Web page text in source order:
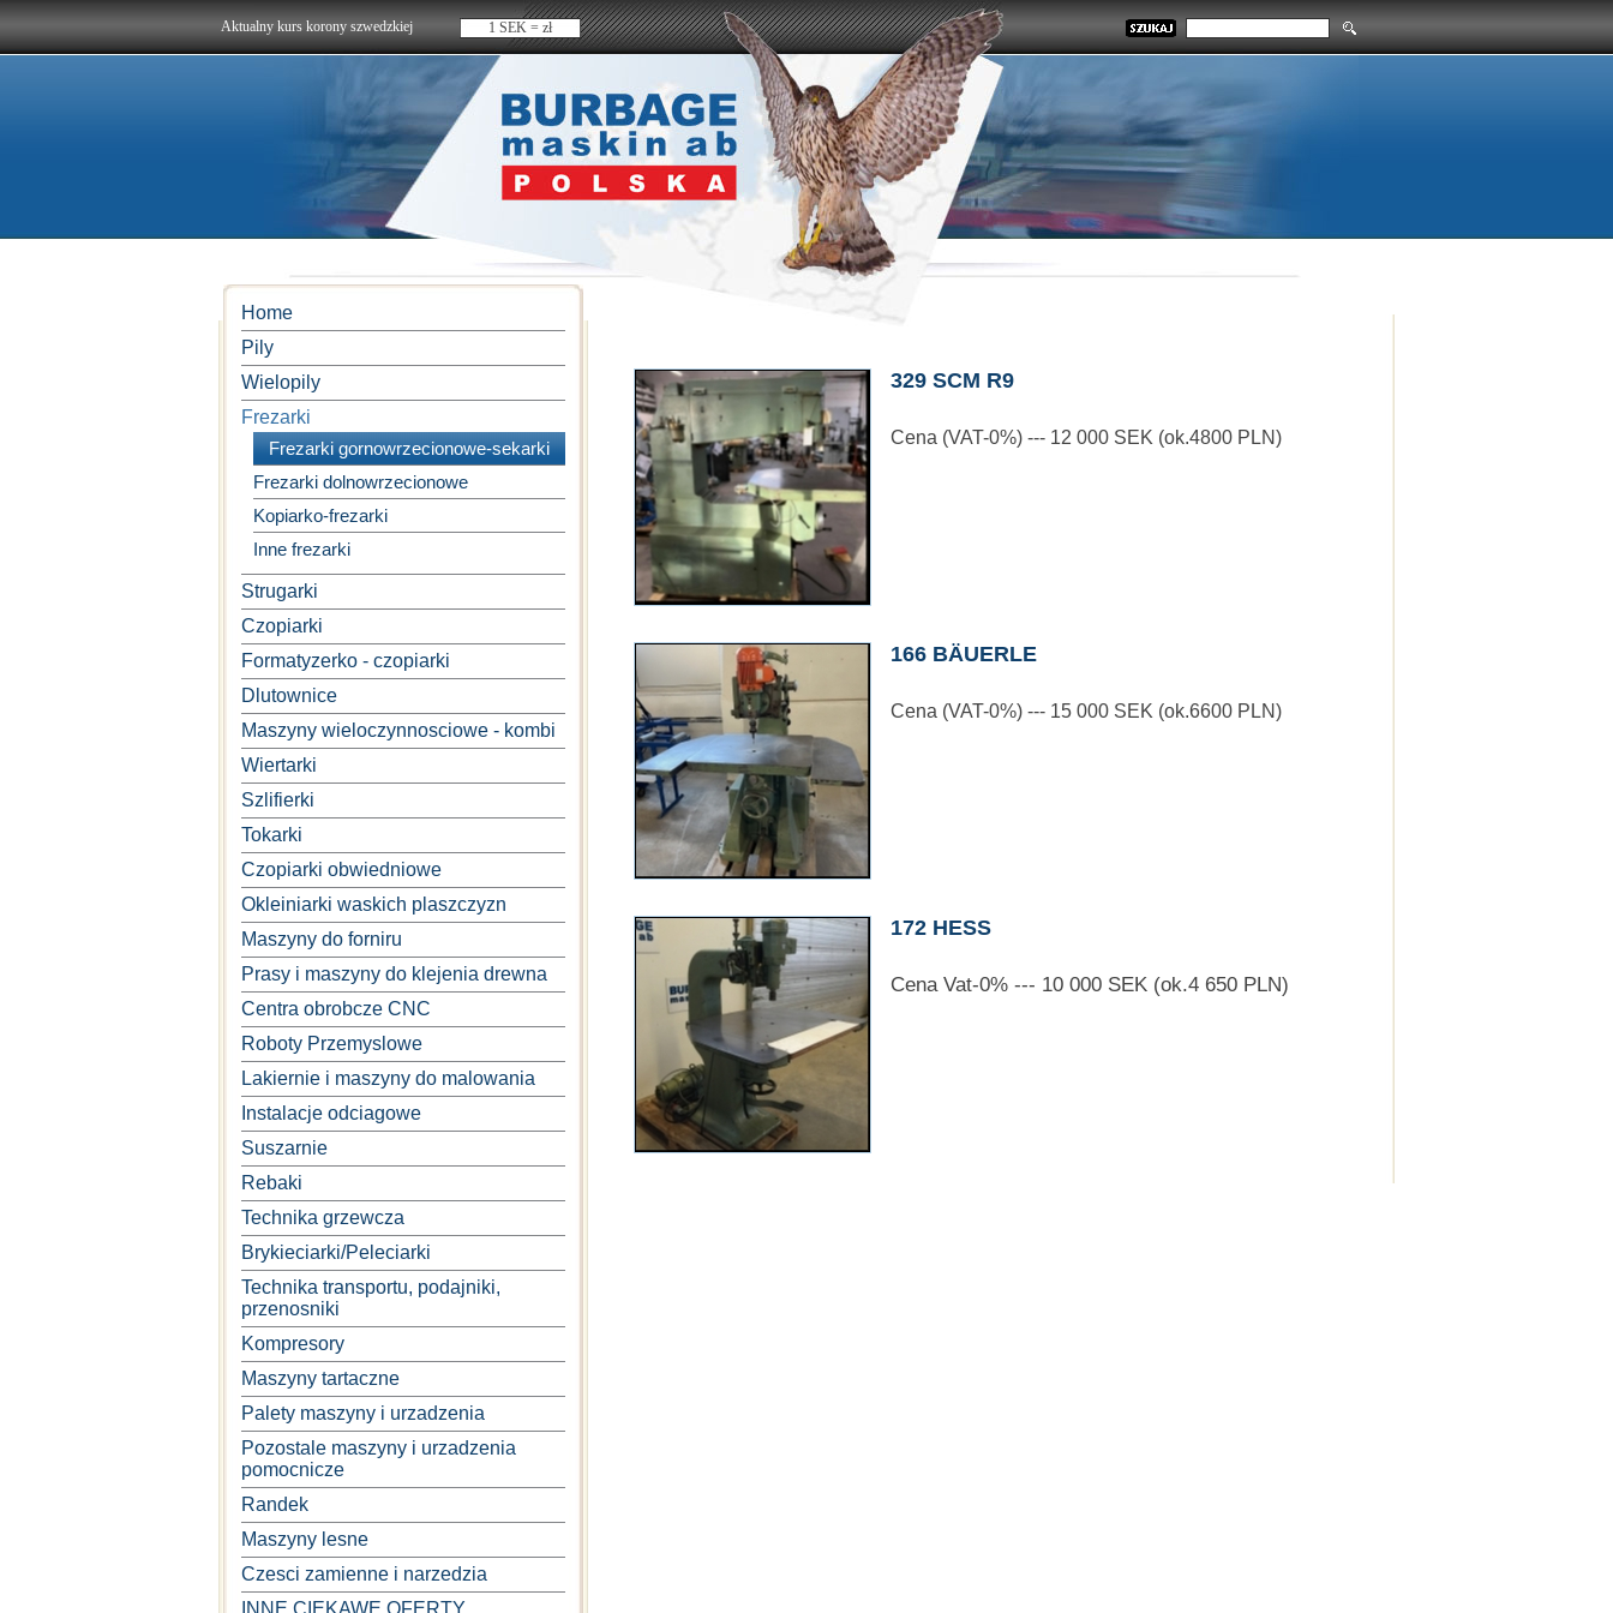
Aktualny kurs korony szwedzkiej 1 SEK = zł
Home
Pily
Wielopily
Frezarki
Frezarki gornowrzecionowe-sekarki
Frezarki dolnowrzecionowe
Kopiarko-frezarki
Inne frezarki
Strugarki
Czopiarki
Formatyzerko - czopiarki
Dlutownice
Maszyny wieloczynnosciowe - kombi
Wiertarki
Szlifierki
Tokarki
Czopiarki obwiedniowe
Okleiniarki waskich plaszczyzn
Maszyny do forniru
Prasy i maszyny do klejenia drewna
Centra obrobcze CNC
Roboty Przemyslowe
Lakiernie i maszyny do malowania
Instalacje odciagowe
Suszarnie
Rebaki
Technika grzewcza
Brykieciarki/Peleciarki
Technika transportu, podajniki,
przenosniki
Kompresory
Maszyny tartaczne
Palety maszyny i urzadzenia
Pozostale maszyny i urzadzenia
pomocnicze
Randek
Maszyny lesne
Czesci zamienne i narzedzia
INNE CIEKAWE OFERTY
329 SCM R9
Cena (VAT-0%) --- 12 000 SEK (ok.4800 PLN)
166 BÄUERLE
Cena (VAT-0%) --- 15 000 SEK (ok.6600 PLN)
172 HESS
Cena Vat-0% --- 10 000 SEK (ok.4 650 PLN)